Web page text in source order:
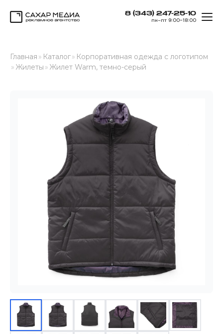
8 (343) 247-25-10
пн–пт 9:00–18:00
Главная » Каталог» Корпоративная одежда с логотипом
» Жилеты » Жилет Warm, темно-серый